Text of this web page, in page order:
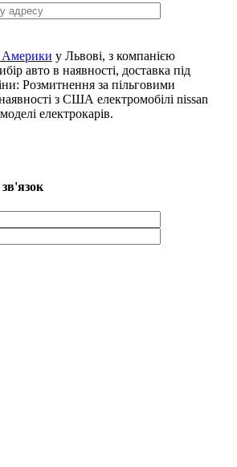
Америки у Львові, з компанією
авто в наявності, доставка під
Розмитнення за пільговими
з США електромобілі nissan
електрокарів.